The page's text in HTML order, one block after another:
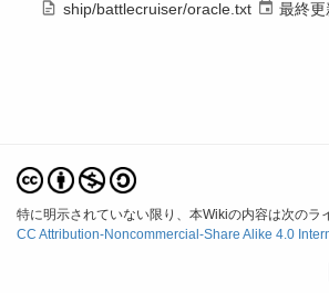
ship/battlecruiser/oracle.txt 最終更
特に明示されていない限り、本Wikiの内容は次のラ
CC Attribution-Noncommercial-Share Alike 4.0